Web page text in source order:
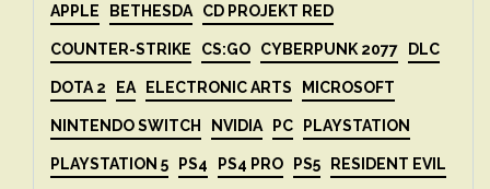
APPLE BETHESDA CD PROJEKT RED
COUNTER-STRIKE CS:GO CYBERPUNK 2077 DLC
DOTA 2 EA ELECTRONIC ARTS MICROSOFT
NINTENDO SWITCH NVIDIA PC PLAYSTATION
PLAYSTATION 5 PS4 PS4 PRO PS5 RESIDENT EVIL